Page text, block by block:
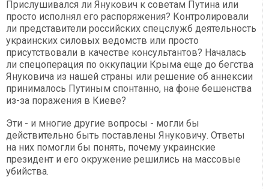
Прислушивался ли Янукович к советам Путина или
просто исполнял его распоряжения? Контролировали
ли представители российских спецслужб деятельность
украинских силовых ведомств или просто
присутствовали в качестве консультантов? Началась
ли спецоперация по оккупации Крыма еще до бегства
Януковича из нашей страны или решение об аннексии
принималось Путиным спонтанно, на фоне бешенства
из-за поражения в Киеве?
Эти - и многие другие вопросы - могли бы
действительно быть поставлены Януковичу. Ответы
на них помогли бы понять, почему украинские
президент и его окружение решились на массовые
убийства.